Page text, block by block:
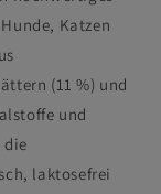
Katzen
(11 %) und
und
laktosefrei